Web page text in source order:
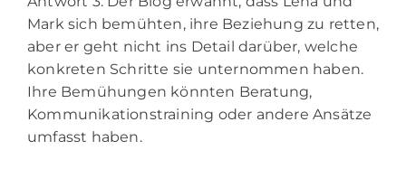
Mark sich bemühten, ihre Beziehung zu retten,
aber er geht nicht ins Detail darüber, welche
konkreten Schritte sie unternommen haben.
Ihre Bemühungen könnten Beratung,
Kommunikationstraining oder andere Ansätze
umfasst haben.